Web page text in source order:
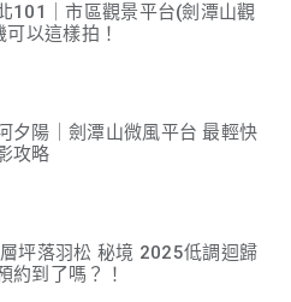
101｜市區觀景平台(劍潭山觀
以這樣拍！
夕陽｜劍潭山微風平台 最輕快
攻略
坪落羽松 秘境 2025低調迴歸
約到了嗎？！